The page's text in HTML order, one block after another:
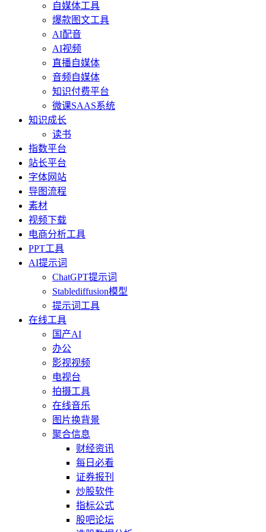
自媒体工具
爆款图文工具
AI配音
AI视频
直播自媒体
音频自媒体
知识付费平台
微课SAAS系统
知识成长
读书
指数平台
站长平台
字体网站
导图流程
素材
视频下载
电商分析工具
PPT工具
AI提示词
ChatGPT提示词
Stablediffusion模型
提示词工具
在线工具
国产AI
办公
影视视频
电视台
拍摄工具
在线音乐
图片换背景
聚合信息
财经资讯
每日必看
证券报刊
炒股软件
指标公式
股吧论坛